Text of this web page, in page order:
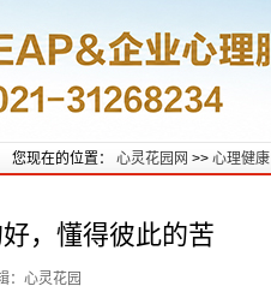
您现在的位置： 心灵花园网 >> 心理健康
，懂得彼此的苦
心灵花园